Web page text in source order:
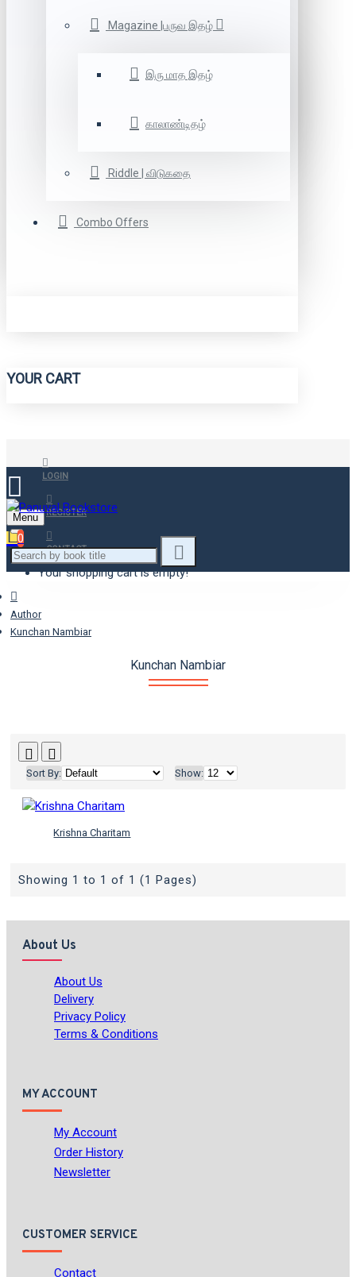
Magazine |பருவ இதழ்
இரு மாத இதழ்
காலாண்டிதழ்
Riddle | விடுகதை
Combo Offers
YOUR CART
LOGIN
REGISTER
CONTACT
Menu
0
Your shopping cart is empty!
Author
Kunchan Nambiar
Kunchan Nambiar
Sort By: Show:
Krishna Charitam
Showing 1 to 1 of 1 (1 Pages)
About Us
About Us
Delivery
Privacy Policy
Terms & Conditions
MY ACCOUNT
My Account
Order History
Newsletter
CUSTOMER SERVICE
Contact